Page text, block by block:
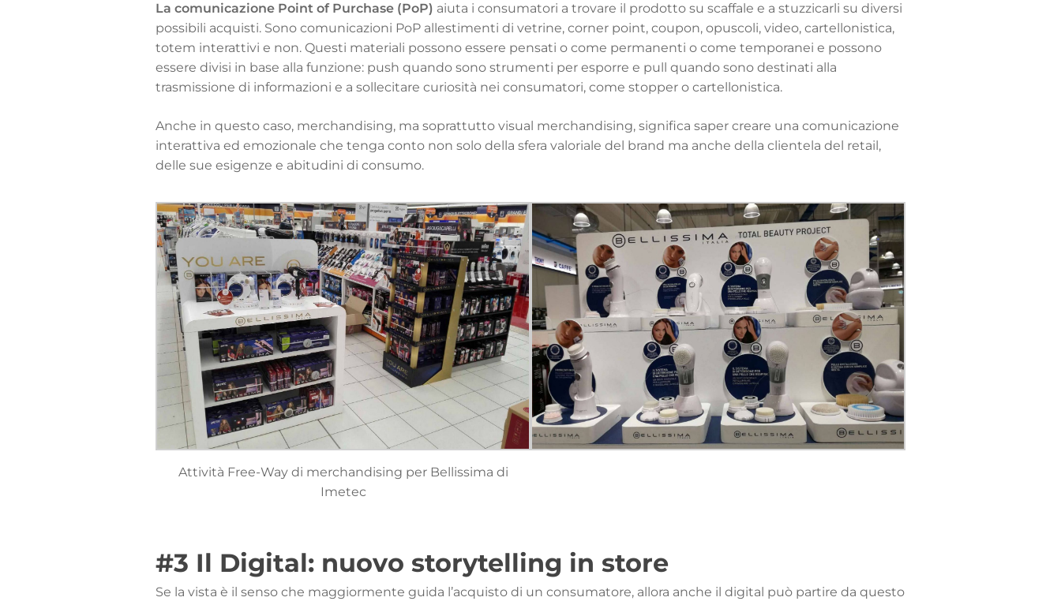
La comunicazione Point of Purchase (PoP) aiuta i consumatori a trovare il prodotto su scaffale e astuzzicarli su diversi
possibili acquisti. Sono comunicazioni PoP allestimenti di vetrine, corner point, coupon, opuscoli, video, cartellonistica,
totem interattivi e non. Questi materiali possono essere pensati o come permanenti o come temporanei e possono
essere divisi in base alla funzione: push quando sono strumenti per esporre e pull quando sono destinati alla
trasmissione di informazioni e a sollecitare curiosità nei consumatori, come stopper o cartellonistica.
Anche in questo caso, merchandising, ma soprattutto visual merchandising, significa saper creare una comunicazione
interattiva ed emozionale che tenga conto non solo della sfera valoriale del brand ma anche della clientela del retail,
delle sue esigenze e abitudini di consumo.
Attività Free-Way di merchandising per Bellissima di
Imetec
#3 Il Digital: nuovo storytelling in store
Se la vista è il senso che maggiormente guida l’acquisto di un consumatore, allora anche il digital può partire da questo